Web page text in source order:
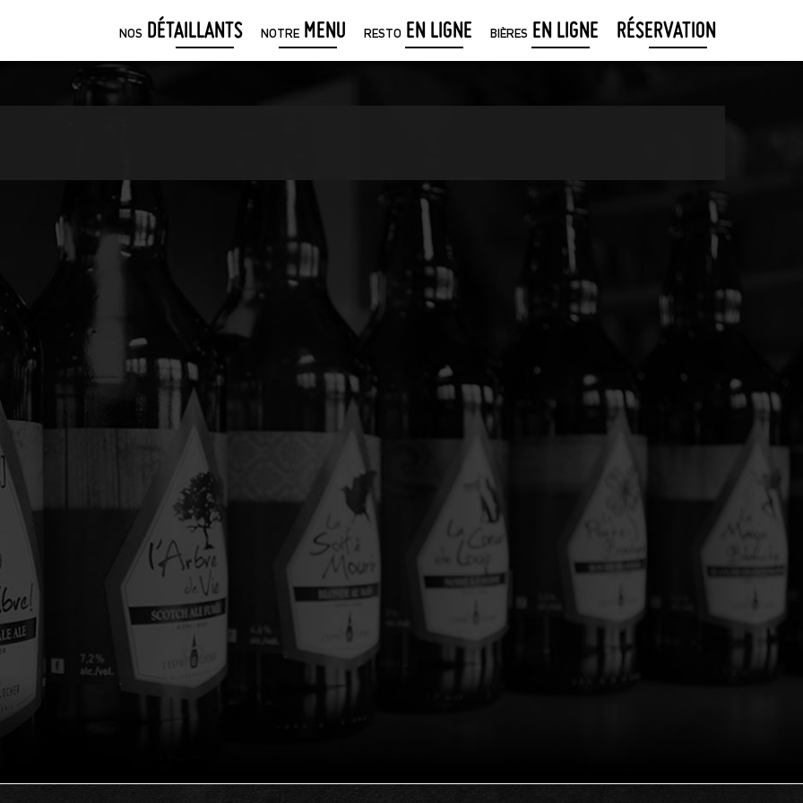
NOS DÉTAILLANTS NOTRE MENU RESTO EN LIGNE BIÈRES EN LIGNE RÉSERVATION